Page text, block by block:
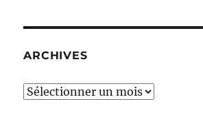
ARCHIVES
Archives